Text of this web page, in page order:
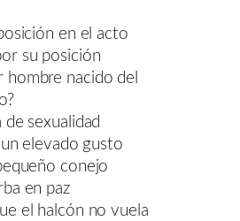
en el acto
su posición
nacido del
de sexualidad
elevado gusto
conejo
en paz
el halcón no vuela